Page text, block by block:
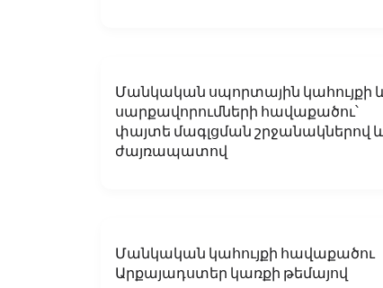
Մանկական սպորտային կահույքի
սարքավորումների հավաքածու՝
փայտե մագլցման շրջանակներով
ժայռապատով
Մանկական կահույքի հավաքածու
Արքայադստեր կառքի թեմայով